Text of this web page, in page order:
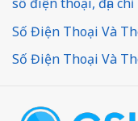
Số Điện Thoại Và
Số Điện Thoại Và